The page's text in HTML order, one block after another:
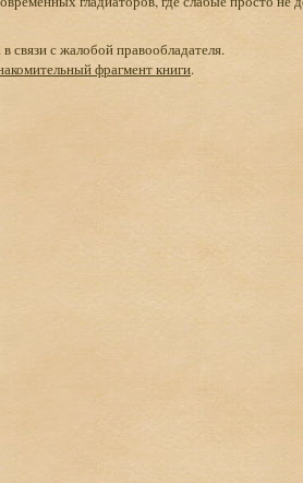
связи с жалобой правообладателя.
фрагмент книги.